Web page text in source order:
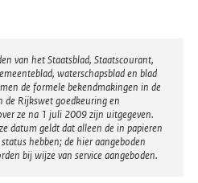
van het Staatsblad, Staatscourant,
waterschapsblad en blad
de formele bekendmakingen in de
de Rijkswet goedkeuring en
ze na 1 juli 2009 zijn uitgegeven.
datum geldt dat alleen de in papieren
hebben; de hier aangeboden
bij wijze van service aangeboden.